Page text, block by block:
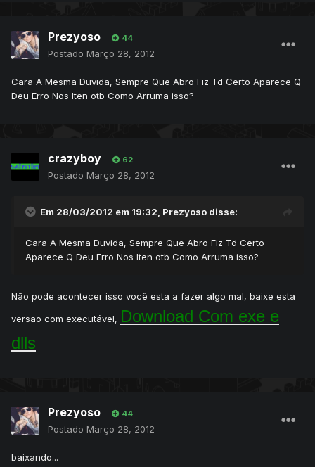
Prezyoso 44
Postado Março 28, 2012
Cara A Mesma Duvida, Sempre Que Abro Fiz Td Certo Aparece Q
Deu Erro Nos Iten otb Como Arruma isso?
crazyboy 62
Postado Março 28, 2012
Em 28/03/2012 em 19:32, Prezyoso disse:
Cara A Mesma Duvida, Sempre Que Abro Fiz Td Certo
Aparece Q Deu Erro Nos Iten otb Como Arruma isso?
Não pode acontecer isso você esta a fazer algo mal, baixe esta
versão com executável, Download Com exe e
dlls
Prezyoso 44
Postado Março 28, 2012
baixando...